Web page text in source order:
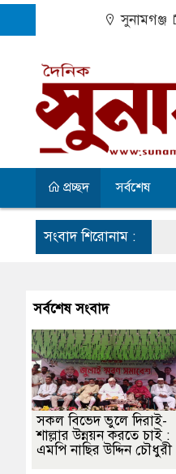
সুনামগঞ্জ
প্রচ্ছদ সর্বশেষ
সংবাদ শিরোনাম :
সুনামগঞ্জ জেলা প্রশাসন
নেই প্রধান শিক্ষক
সর্বশেষ সংবাদ
সকল বিভেদ ভুলে দিরাই-
শাল্লার উন্নয়ন করতে চাই :
এমপি নাছির উদ্দিন চৌধুরী